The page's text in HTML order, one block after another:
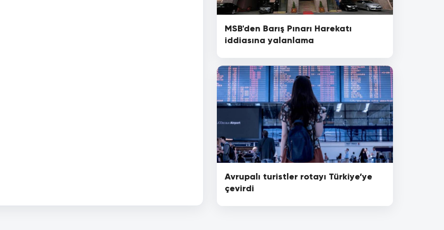
MSB'den Barış Pınarı Harekatı
iddiasına yalanlama
Avrupalı turistler rotayı Türkiye’ye
çevirdi